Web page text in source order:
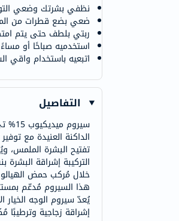
نظفي بشرتك وضعي
ضعي بضع قطرات من
ربتي بلطف حتى يتم
استخدميه صباحًا أو مساءً
اتبعيه باستخدام واقي
التفاصيل
الداكنة العنيدة مع
تفتيح البشرة الملمس،
خلال مُركب حمض
يُعدّ سيروم الوجه الخيار
إشراقة زجاجية